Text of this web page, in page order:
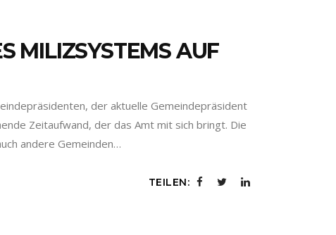
MILIZSYSTEMS AUF
der aktuelle Gemeindepräsident
Zeitaufwand, der das Amt mit sich bringt. Die
andere Gemeinden…
TEILEN: